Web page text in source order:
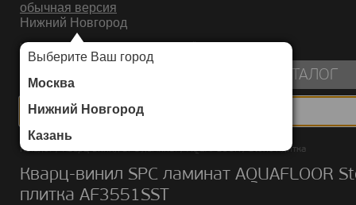
обычная версия
Нижний Новгород
Выберите Ваш город
Москва
Нижний Новгород
Казань
ИНТЕРНЕТ-МАГАЗИН НАПОЛЬНЫХ ПОКРЫТИЙ
КАТАЛОГ
Каталог/Кварц-винил SPC ламинат/AQUAFLOOR/Stone плитка
Кварц-винил SPC ламинат AQUAFLOOR
плитка AF3551SST